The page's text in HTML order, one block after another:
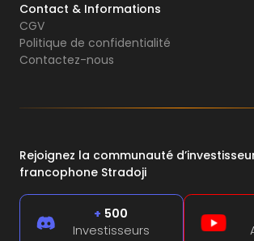
Contact & Informations
CGV
Politique de confidentialité
Contactez-nous
Rejoignez la communauté
francophone Stradoji
+ 500
Investisseurs